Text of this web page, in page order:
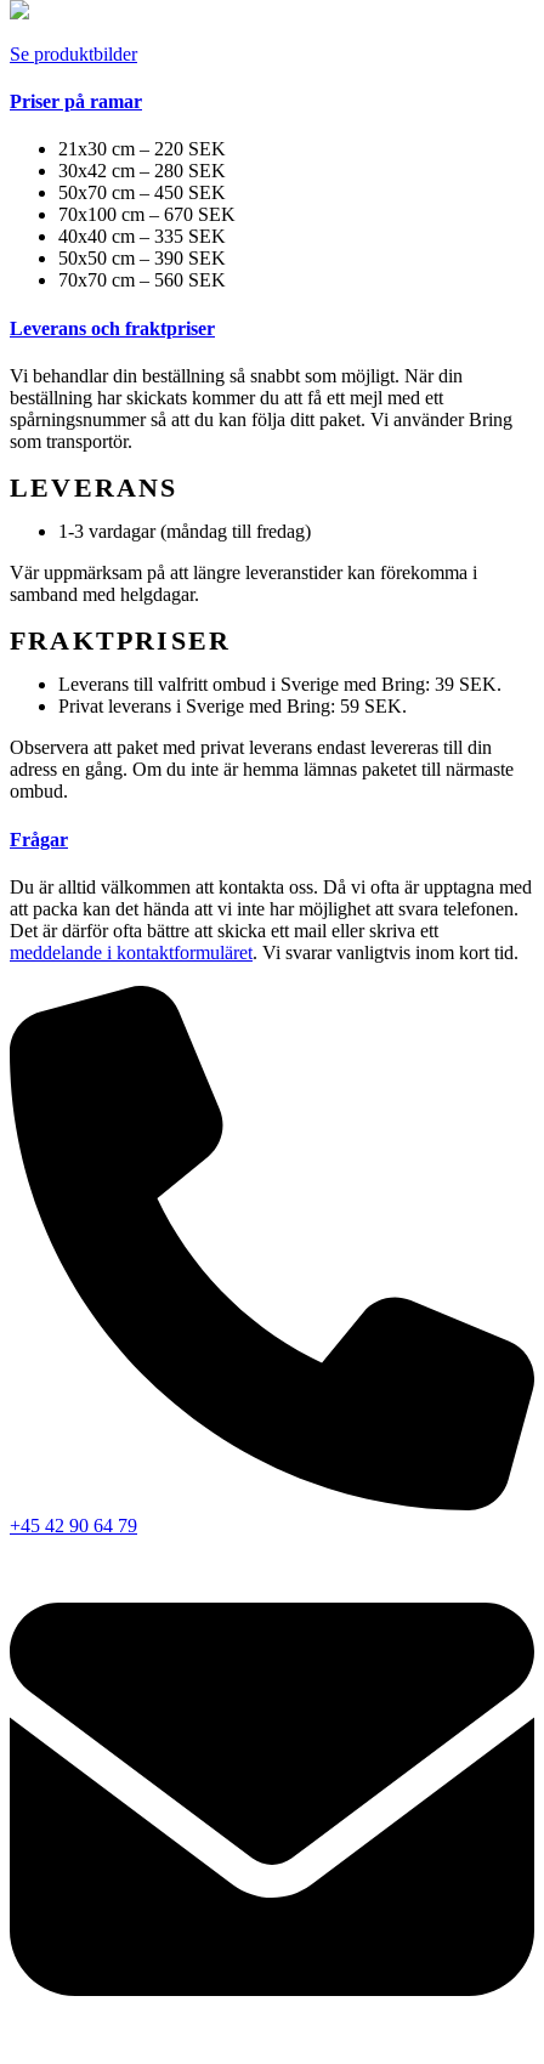
Se produktbilder
Priser på ramar
21x30 cm – 220 SEK
30x42 cm – 280 SEK
50x70 cm – 450 SEK
70x100 cm – 670 SEK
40x40 cm – 335 SEK
50x50 cm – 390 SEK
70x70 cm – 560 SEK
Leverans och fraktpriser
Vi behandlar din beställning så snabbt som möjligt. När din
beställning har skickats kommer du att få ett mejl med ett
spårningsnummer så att du kan följa ditt paket. Vi använder Bring
som transportör.
LEVERANS
1-3 vardagar (måndag till fredag)
Vär uppmärksam på att längre leveranstider kan förekomma i
samband med helgdagar.
FRAKTPRISER
Leverans till valfritt ombud i Sverige med Bring: 39 SEK.
Privat leverans i Sverige med Bring: 59 SEK.
Observera att paket med privat leverans endast levereras till din
adress en gång. Om du inte är hemma lämnas paketet till närmaste
ombud.
Frågar
Du är alltid välkommen att kontakta oss. Då vi ofta är upptagna med
att packa kan det hända att vi inte har möjlighet att svara telefonen.
Det är därför ofta bättre att skicka ett mail eller skriva ett
meddelande i kontaktformuläret. Vi svarar vanligtvis inom kort tid.
+45 42 90 64 79